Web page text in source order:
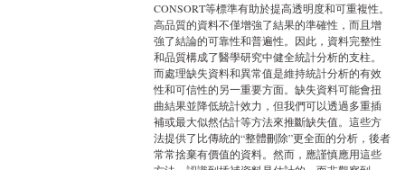
CONSORT等標準有助於提高透明度和可重複性。
高品質的資料不僅增強了結果的準確性，而且增
強了結論的可靠性和普遍性。因此，資料完整性
和品質構成了醫學研究中健全統計分析的支柱。
而處理缺失資料和異常值是維持統計分析的有效
性和可信性的另一重要方面。缺失資料可能會扭
曲結果並降低統計效力，但我們可以透過多重插
補或最大似然估計等方法來推斷缺失值。這些方
法提供了比傳統的“整體刪除”更全面的分析，後者
常常捨棄有價值的資料。然而，應謹慎應用這些